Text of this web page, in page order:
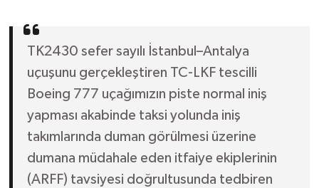
TK2430 sefer sayılı İstanbul–Antalya
uçuşunu gerçekleştiren TC-LKF tescilli
Boeing 777 uçağımızın piste normal iniş
yapması akabinde taksi yolunda iniş
takımlarında duman görülmesi üzerine
dumana müdahale eden itfaiye ekiplerinin
(ARFF) tavsiyesi doğrultusunda tedbiren